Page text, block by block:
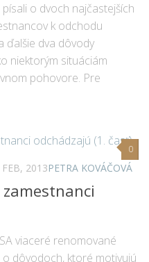
o dvoch najčastejších
k odchodu
ďalšie dva dôvody
niektorým situáciám
pohovore. Pre
0
2013PETRA KOVÁČOVÁ
viaceré renomované
dôvodoch, ktoré motivujú